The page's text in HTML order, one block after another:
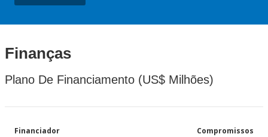
Finanças
Plano De Financiamento (US$ Milhões)
Financiador Compromissos